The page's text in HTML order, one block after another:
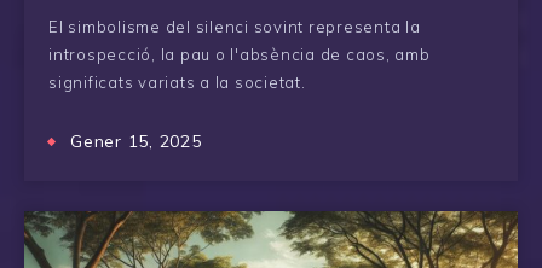
El simbolisme del silenci sovint representa la
introspecció, la pau o l'absència de caos, amb
significats variats a la societat.
Gener 15, 2025